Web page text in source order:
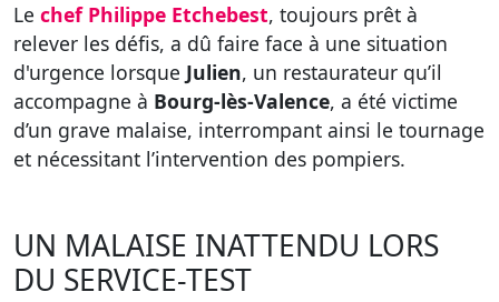
Le chef Philippe Etchebest, toujours prêt à
relever les défis, a dû faire face à une situation
d'urgence lorsque Julien, un restaurateur qu’il
accompagne à Bourg-lès-Valence, a été victime
d’un grave malaise, interrompant ainsi le tournage
et nécessitant l’intervention des pompiers.
UN MALAISE INATTENDU LORS
DU SERVICE-TEST